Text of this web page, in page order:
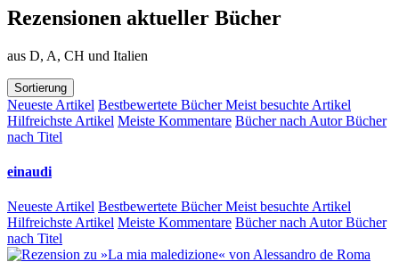
Rezensionen aktueller Bücher
aus D, A, CH und Italien
Sortierung
Neueste Artikel Bestbewertete BücherMeist besuchte Artikel
Hilfreichste Artikel Meiste Kommentare Bücher nach AutorBücher
nach Titel
einaudi
Neueste Artikel Bestbewertete BücherMeist besuchte Artikel
Hilfreichste Artikel Meiste Kommentare Bücher nach AutorBücher
nach Titel